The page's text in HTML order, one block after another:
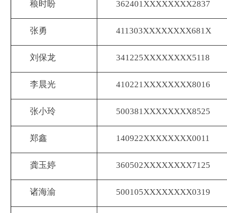
稂时盼 362401XXXXXXXX2837
张勇 411303XXXXXXXX681X
刘保龙 341225XXXXXXXX5118
李晨光 410221XXXXXXXX8016
张小玲 500381XXXXXXXX8525
郑鑫 140922XXXXXXXX0011
龚玉婷 360502XXXXXXXX7125
诸海渝 500105XXXXXXXX0319